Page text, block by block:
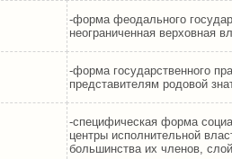
-форма феодального
неограниченная верховная
-форма государственного
представителям родовой
-специфическая форма
центры исполнительной
большинства их членов,